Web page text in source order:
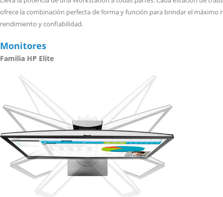
ofrece la combinación perfecta de forma y función para brindar el máximo
rendimiento y confiabilidad.
Monitores
Familia HP Elite